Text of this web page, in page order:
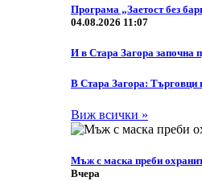
Програма „Заетост без
04.08.2026 11:07
И в Стара Загора започна
В Стара Загора: Търговци
Виж всички »
Мъж с маска преби
Вчера